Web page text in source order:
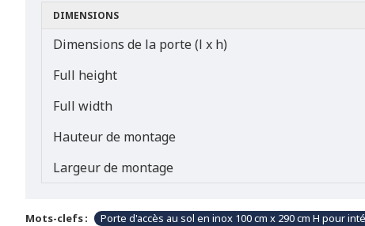
DIMENSIONS
Dimensions de la porte (l x h)
Full height
Full width
Hauteur de montage
Largeur de montage
Mots-clefs : Porte d'accès au sol en inox 100 cm x 290 cm H pour